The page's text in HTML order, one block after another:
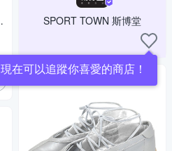
SPORT TOWN 斯博堂
現在可以追蹤你喜愛的商店！